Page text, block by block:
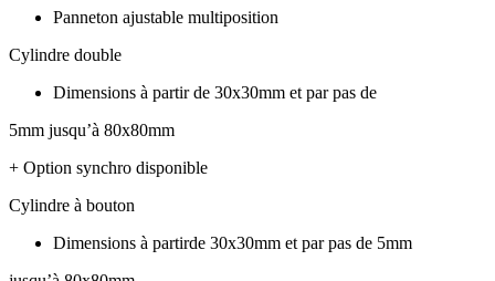
Panneton ajustable multiposition
Cylindre double
Dimensions à partir de 30x30mm et par pas de
5mm jusqu’à 80x80mm
+ Option synchro disponible
Cylindre à bouton
Dimensions à partirde 30x30mm et par pas de 5mm